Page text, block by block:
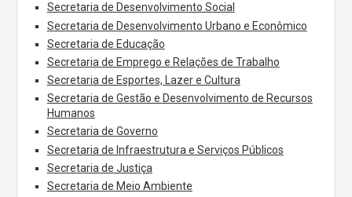
Secretaria de Desenvolvimento Social
Secretaria de Desenvolvimento Urbano e Econômico
Secretaria de Educação
Secretaria de Emprego e Relações de Trabalho
Secretaria de Esportes, Lazer e Cultura
Secretaria de Gestão e Desenvolvimento de Recursos
Humanos
Secretaria de Governo
Secretaria de Infraestrutura e Serviços Públicos
Secretaria de Justiça
Secretaria de Meio Ambiente